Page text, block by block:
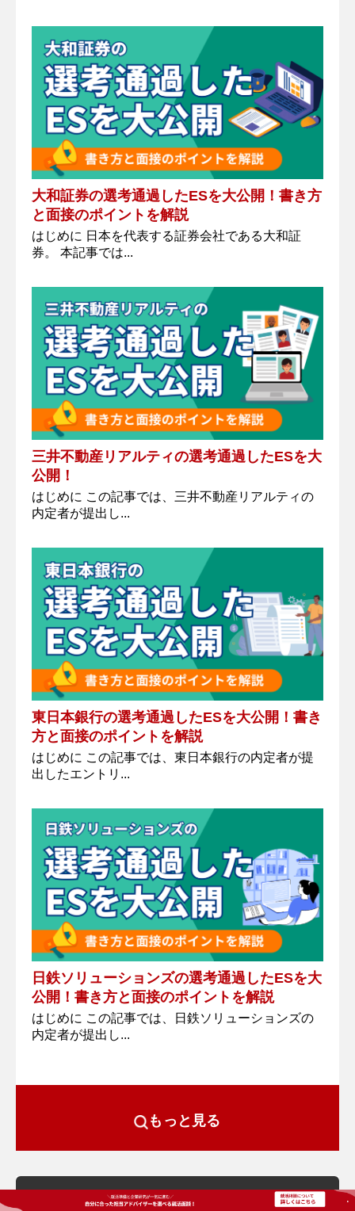
大和証券の選考通過したESを大公開！書き方
と面接のポイントを解説
はじめに 日本を代表する証券会社である大和証
券。 本記事では...
三井不動産リアルティの選考通過したESを大
公開！
はじめに この記事では、三井不動産リアルティの
内定者が提出し...
東日本銀行の選考通過したESを大公開！書き
方と面接のポイントを解説
はじめに この記事では、東日本銀行の内定者が提
出したエントリ...
日鉄ソリューションズの選考通過したESを大
公開！書き方と面接のポイントを解説
はじめに この記事では、日鉄ソリューションズの
内定者が提出し...
もっと見る
人気企業